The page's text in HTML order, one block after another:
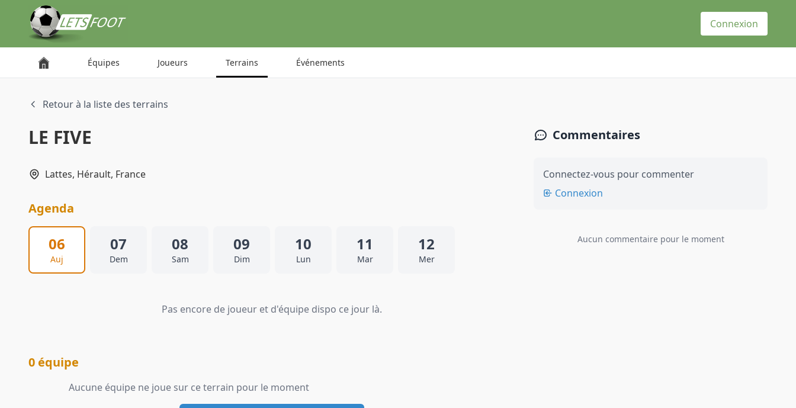
Connexion
Équipes Joueurs Terrains Événements
Retour à la liste des terrains
LE FIVE
Lattes, Hérault, France
Agenda
06
Auj
07
Dem
08
Sam
09
Dim
10
Lun
11
Mar
12
Mer
Pas encore de joueur et d'équipe dispo ce jour là.
0 équipe
Aucune équipe ne joue sur ce terrain pour le moment
Commentaires
Connectez-vous pour commenter
Connexion
Aucun commentaire pour le moment
Panneau de gestion des cookies